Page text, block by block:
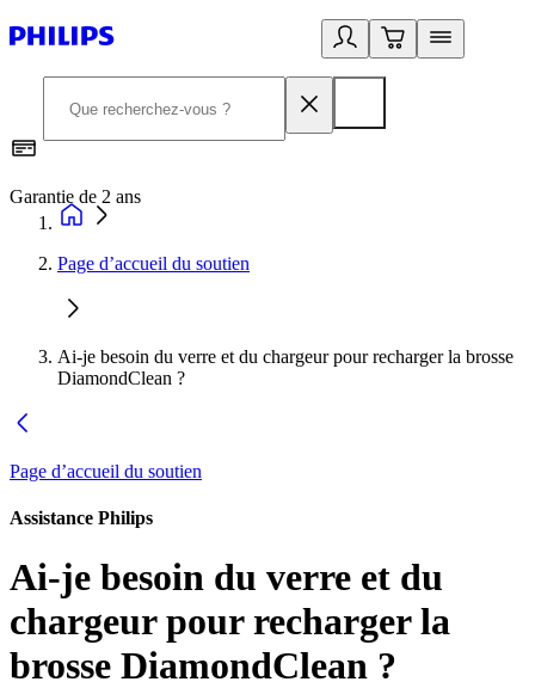
Garantie de 2 ans
Page d’accueil du soutien
Ai-je besoin du verre et du chargeur pour recharger la brosse
DiamondClean ?
Page d’accueil du soutien
Assistance Philips
Ai-je besoin du verre et du
chargeur pour recharger la
brosse DiamondClean ?